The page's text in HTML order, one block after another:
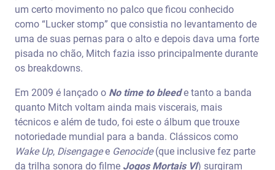
um certo movimento no palco que ficou conhecido
como “Lucker stomp” que consistia no levantamento de
uma de suas pernas para o alto e depois dava uma forte
pisada no chão, Mitch fazia isso principalmente durante
os breakdowns.
Em 2009 é lançado o No time to bleede tanto a banda
quanto Mitch voltam ainda mais viscerais, mais
técnicos e além de tudo, foi este o álbum que trouxe
notoriedade mundial para a banda. Clássicos como
Wake Up, Disengagee Genocide(que inclusive fez parte
da trilha sonora do filme Jogos Mortais VI) surgiram